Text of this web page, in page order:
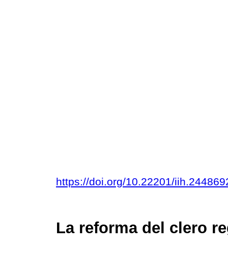
https://doi.org/10.22201/
La reforma del clero